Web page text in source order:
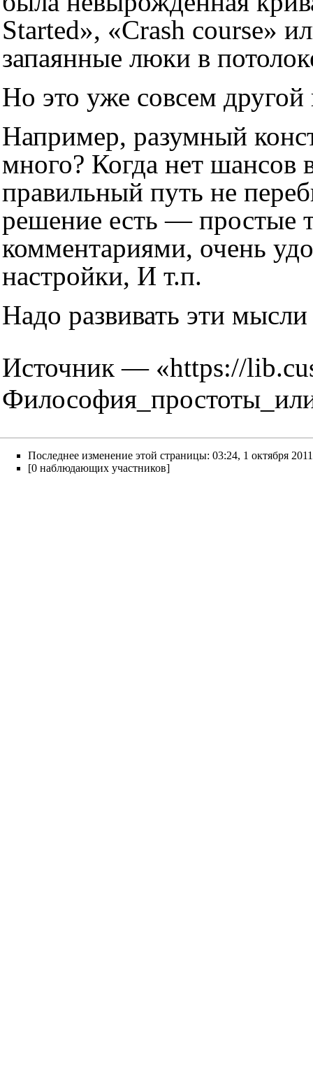
Started», «Crash course»
запаянные люки в
Но это уже совсем другой
Например, разумный
много? Когда нет шансов
правильный путь не
решение есть — простые
комментариями, очень
настройки, И т.п.
Надо развивать эти
Источник — «https://
Последнее изменение этой страницы: 03:24, 1 октября
[0 наблюдающих участников]